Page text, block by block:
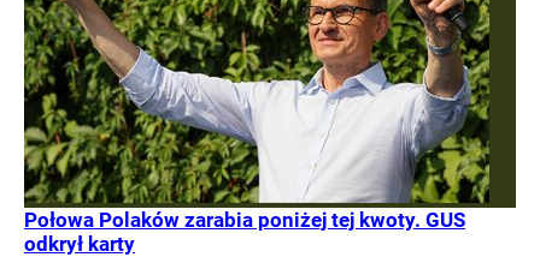
Połowa Polaków zarabia poniżej tej kwoty. GUS
odkrył karty